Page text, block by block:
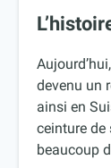
devenu un
ainsi en
ceinture de
beaucoup